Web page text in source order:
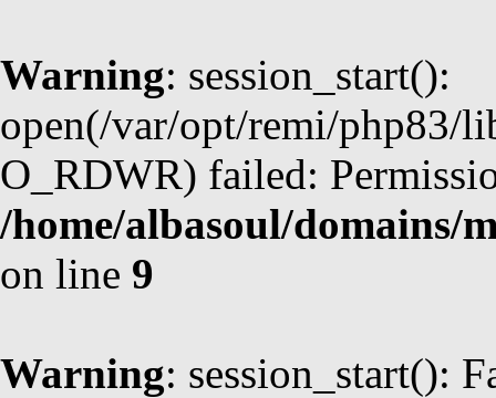
Warning: session_start():
open(/var/opt/remi/php83/
O_RDWR) failed:
/home/albasoul/domains/
on line 9
Warning: session_start():